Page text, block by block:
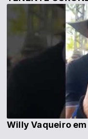
Willy Vaqueiro